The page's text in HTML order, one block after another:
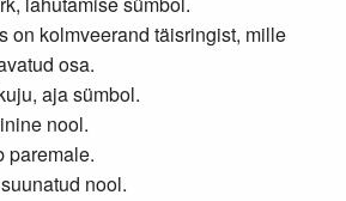
on kolmveerand täisringist, mille
osa.
aja sümbol.
nool.
paremale.
nool.